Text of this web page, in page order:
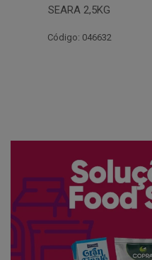
AURORA 5KG
Código: 046371